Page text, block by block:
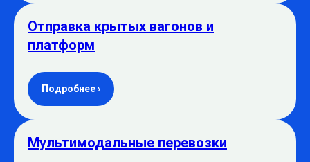
Отправка крытых вагонов и
платформ
Подробнее ›
Мультимодальные перевозки